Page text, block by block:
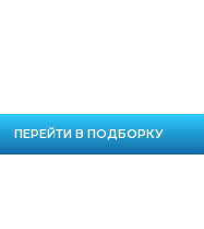
ПЕРЕЙТИ В ПОДБОРКУ